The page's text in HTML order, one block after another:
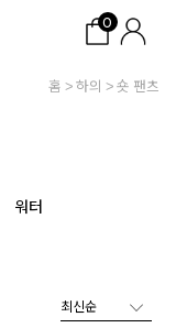
0
홈 하의 숏 팬츠
워터